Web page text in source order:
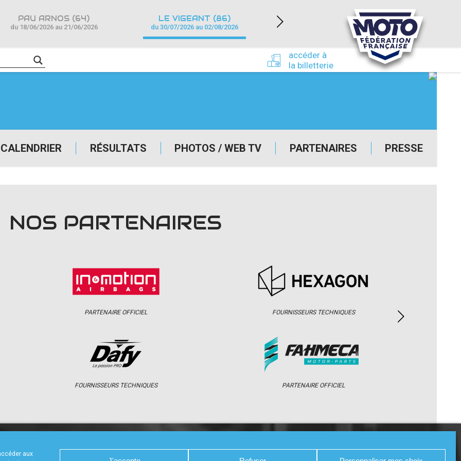
aux
CALENDRIER RÉSULTATS PHOTOS / WEB TV PARTENAIRES PRESSE
accéder à
la billetterie
PAU ARNOS (64)
du 18/06/2026 au 21/06/2026
LE VIGEANT (86)
du 30/07/2026 au 02/08/2026
NEVERS MAGNY-COURS (58)
du 24/09/2026 au 27/09/2026
NOS PARTENAIRES
PARTENAIRE OFFICIEL
FOURNISSEURS TECHNIQUES
FOURNISSEURS TECHNIQUES
PARTENAIRE OFFICIEL
CALENDRIER RÉSULTATS PHOTOS / WEB TV PARTENAIRES PRESSE